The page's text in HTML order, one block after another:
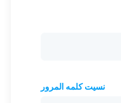
نسيت كلمه المرور